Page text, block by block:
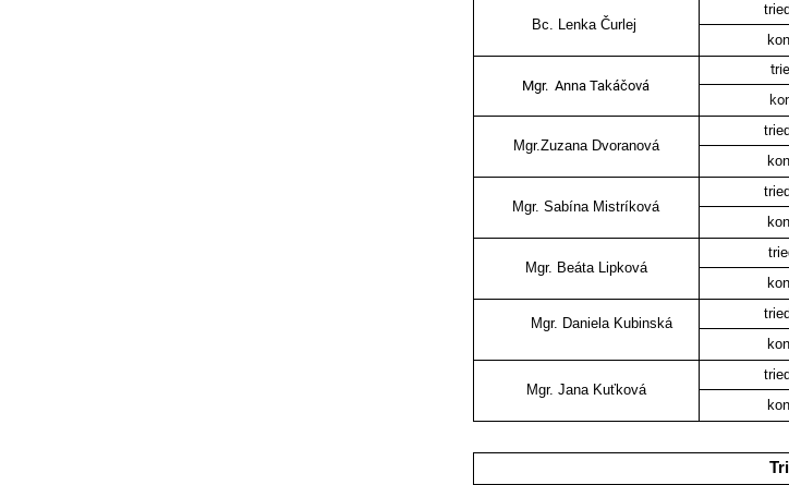
Bc. Lenka Čurlej
Mgr. Anna Takáčová
Mgr.Zuzana Dvoranová
Mgr. Sabína Mistríková
Mgr. Beáta Lipková
Mgr. Daniela Kubinská
Mgr. Jana Kuťková